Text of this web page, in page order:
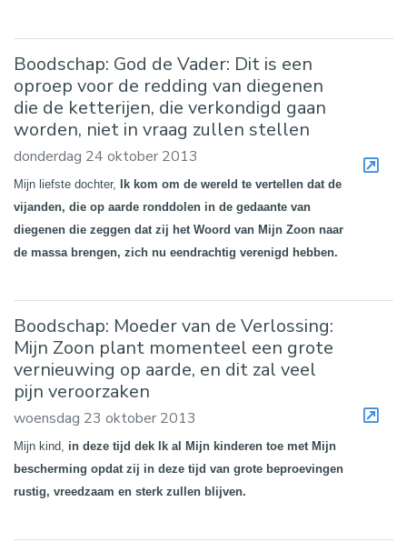
Boodschap: God de Vader: Dit is een
oproep voor de redding van diegenen
die de ketterijen, die verkondigd gaan
worden, niet in vraag zullen stellen
donderdag 24 oktober 2013
Mijn liefste dochter,
Ik kom om de wereld te vertellen dat de
vijanden, die op aarde ronddolen in de gedaante van
diegenen die zeggen dat zij het Woord van Mijn Zoon naar
de massa brengen, zich nu eendrachtig verenigd hebben.
Boodschap: Moeder van de Verlossing:
Mijn Zoon plant momenteel een grote
vernieuwing op aarde, en dit zal veel
pijn veroorzaken
woensdag 23 oktober 2013
Mijn kind, in deze tijd dek Ik al Mijn kinderen toe met Mijn
bescherming opdat zij in deze tijd van grote beproevingen
rustig, vreedzaam en sterk zullen blijven.